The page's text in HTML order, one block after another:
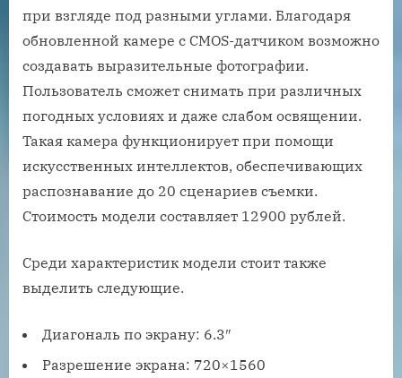
при взгляде под разными углами. Благодаря
обновленной камере с CMOS-датчиком возможно
создавать выразительные фотографии.
Пользователь сможет снимать при различных
погодных условиях и даже слабом освящении.
Такая камера функционирует при помощи
искусственных интеллектов, обеспечивающих
распознавание до 20 сценариев съемки.
Стоимость модели составляет 12900 рублей.
Среди характеристик модели стоит также
выделить следующие.
Диагональ по экрану: 6.3″
Разрешение экрана: 720×1560